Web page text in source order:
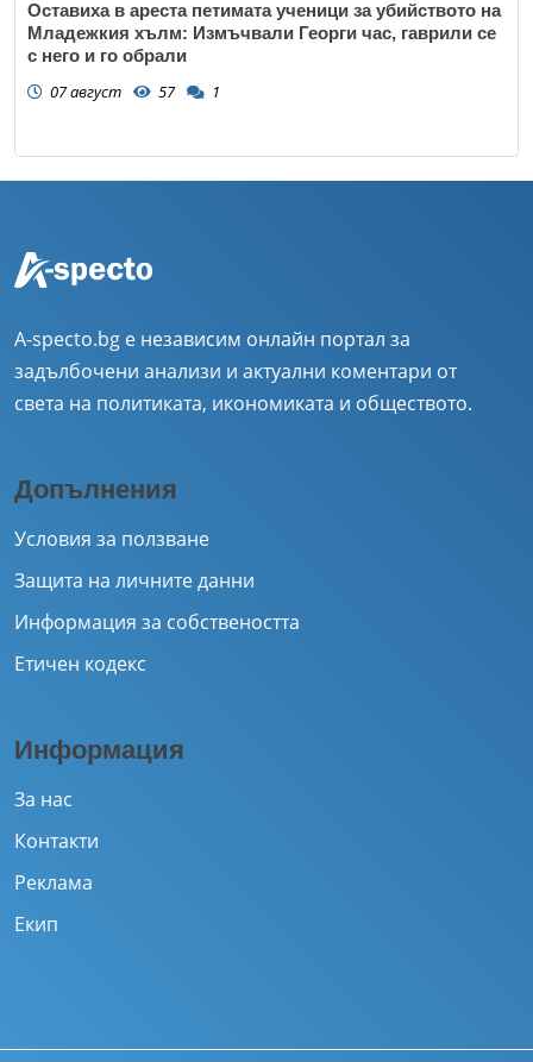
Оставиха в ареста петимата ученици за убийството на
Младежкия хълм: Измъчвали Георги час, гаврили се
с него и го обрали
07 август 57 1
A-specto.bg е независим онлайн портал за
задълбочени анализи и актуални коментари от
света на политиката, икономиката и обществото.
Допълнения
Условия за ползване
Защита на личните данни
Информация за собствеността
Етичен кодекс
Информация
За нас
Контакти
Реклама
Екип